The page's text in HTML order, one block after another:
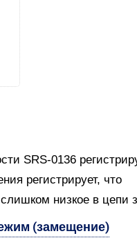
SRS-0136
регистрирует, что
низкое в цепи
(замещение)